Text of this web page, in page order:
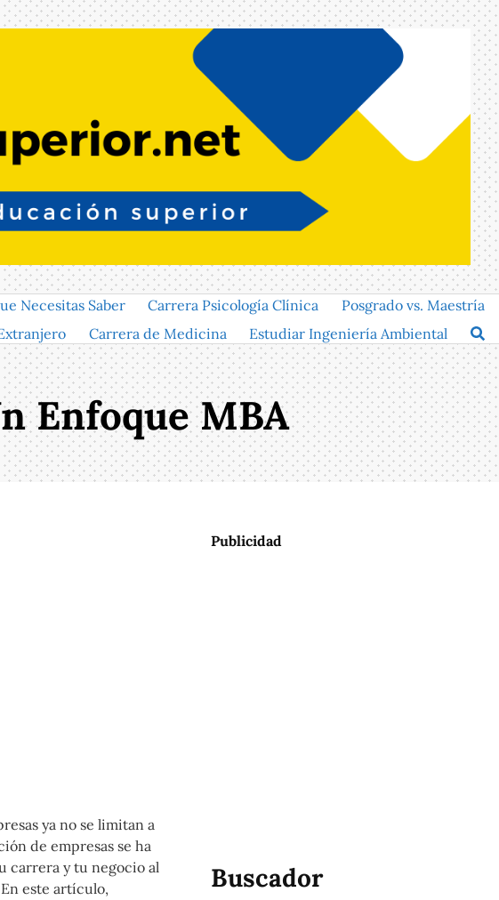
Necesitas Saber Carrera Psicología Clínica
Posgrado vs. Maestría
Carrera de Medicina Estudiar Ingeniería Ambiental
Enfoque MBA
ya no se limitan a
de empresas se ha
carrera y tu negocio al
este artículo,
Publicidad
Buscador